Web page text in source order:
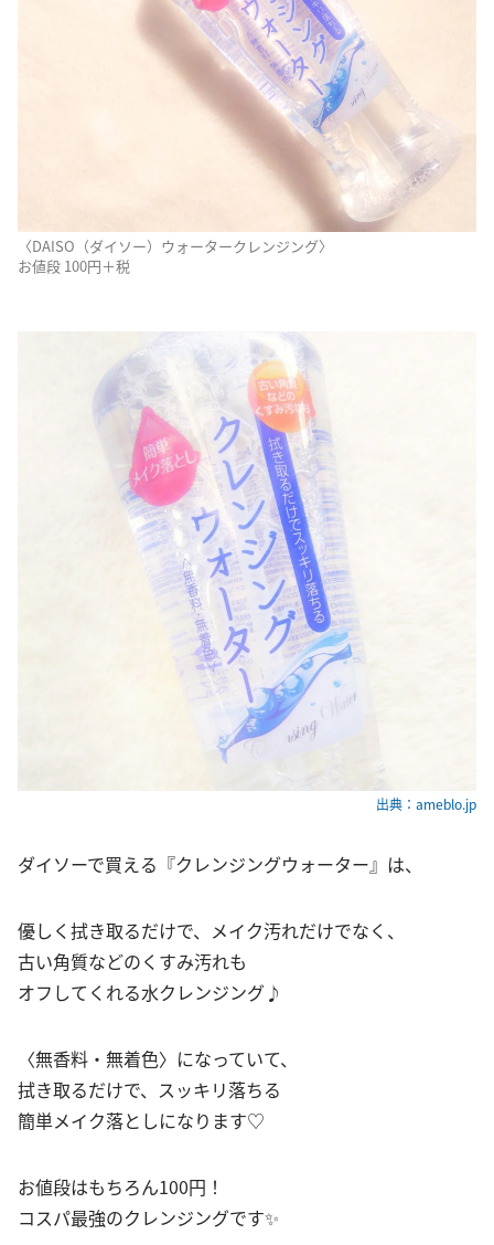
〈DAISO（ダイソー）ウォータークレンジング〉
お値段 100円＋税
出典：ameblo.jp
ダイソーで買える『クレンジングウォーター』は、
優しく拭き取るだけで、メイク汚れだけでなく、
古い角質などのくすみ汚れも
オフしてくれる水クレンジング♪
〈無香料・無着色〉になっていて、
拭き取るだけで、スッキリ落ちる
簡単メイク落としになります♡
お値段はもちろん100円！
コスパ最強のクレンジングです✨